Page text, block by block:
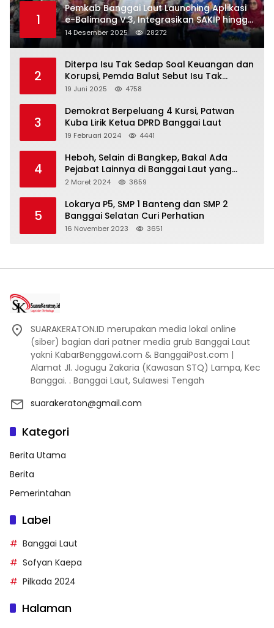
1
Pemkab Banggai Laut Launching Aplikasi
e-Balimang V.3, Integrasikan SAKIP hingga
Satu Data Layanan Publik
14 Desember 2025 28272
2
Diterpa Isu Tak Sedap Soal Keuangan dan
Korupsi, Pemda Balut Sebut Isu Tak
Berdasar
19 Juni 2025 4758
3
Demokrat Berpeluang 4 Kursi, Patwan
Kuba Lirik Ketua DPRD Banggai Laut
19 Februari 2024 4441
4
Heboh, Selain di Bangkep, Bakal Ada
Pejabat Lainnya di Banggai Laut yang
Bakal di Ciduk, Bagini Kata Kapolres!
2 Maret 2024 3659
5
Lokarya P5, SMP 1 Banteng dan SMP 2
Banggai Selatan Curi Perhatian
16 November 2023 3651
SUARAKERATON.ID merupakan media lokal online
(siber) bagian dari patner media grub Banggai Laut
yakni KabarBenggawi.com & BanggaiPost.com |
Alamat Jl. Jogugu Zakaria (Kawasan STQ) Lampa, Kec
Banggai. . Banggai Laut, Sulawesi Tengah
suarakeraton@gmail.com
Kategori
Berita Utama
Berita
Pemerintahan
Label
Banggai Laut
Sofyan Kaepa
Pilkada 2024
Halaman